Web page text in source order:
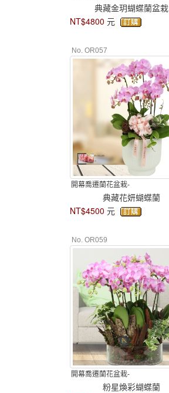
典藏金玥蝴蝶蘭盆栽
NT$4800 元
No. OR057
開幕喬遷蘭花盆栽-
典藏花妍蝴蝶蘭
NT$4500 元
No. OR059
開幕喬遷蘭花盆栽-
粉星煥彩蝴蝶蘭